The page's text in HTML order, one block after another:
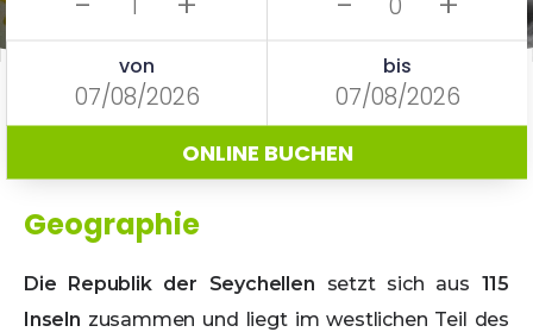
von bis
ONLINE BUCHEN
Geographie
Die Republik der Seychellen setzt sich aus 115
Inseln zusammen und liegt im westlichen Teil des